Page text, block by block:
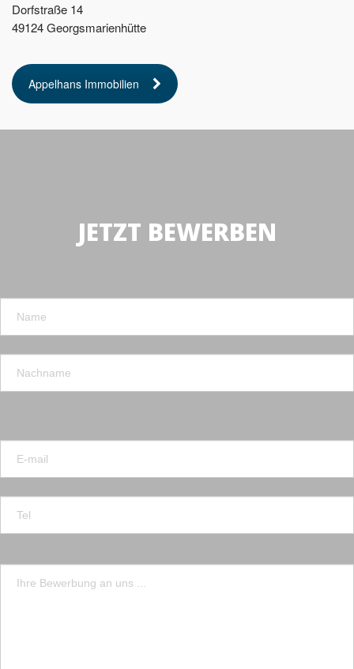
Dorfstraße 14
49124 Georgsmarienhütte
Appelhans Immobilien
JETZT BEWERBEN